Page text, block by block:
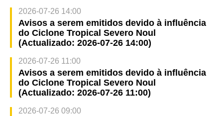
2026-07-26 14:00
Avisos a serem emitidos devido à influência
do Ciclone Tropical Severo Noul
(Actualizado: 2026-07-26 14:00)
2026-07-26 11:00
Avisos a serem emitidos devido à influência
do Ciclone Tropical Severo Noul
(Actualizado: 2026-07-26 11:00)
2026-07-26 09:00